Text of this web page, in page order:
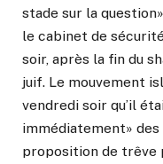
stade sur la
le cabinet de
soir, après la fin du
juif. Le mouvement
vendredi soir qu’il
immédiatement»
proposition de trêve